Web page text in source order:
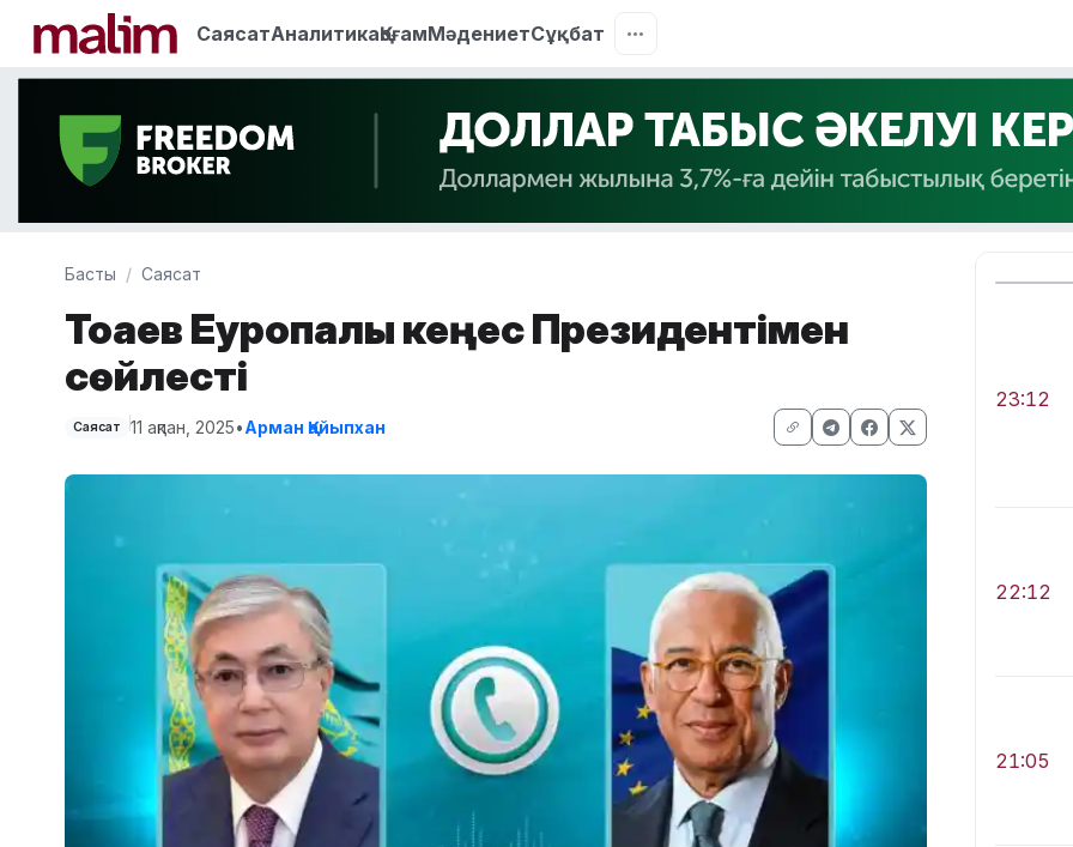
СаясатАналитикаҚоғамМәдениетСұқбат
Басты Саясат
Тоқаев Еуропалық кеңес Президентімен
сөйлесті
Саясат 11 ақпан, 2025•Арман Қайыпхан
23:12
22:12
21:05